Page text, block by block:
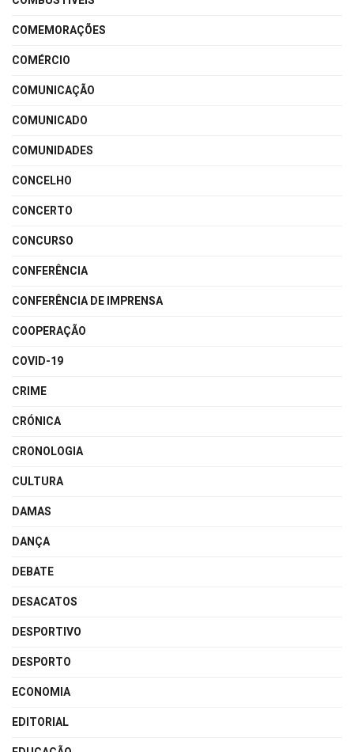
COMEMORAÇÕES
COMÉRCIO
COMUNICAÇÃO
COMUNICADO
COMUNIDADES
CONCELHO
CONCERTO
CONCURSO
CONFERÊNCIA
CONFERÊNCIA DE IMPRENSA
COOPERAÇÃO
COVID-19
CRIME
CRÓNICA
CRONOLOGIA
CULTURA
DAMAS
DANÇA
DEBATE
DESACATOS
DESPORTIVO
DESPORTO
ECONOMIA
EDITORIAL